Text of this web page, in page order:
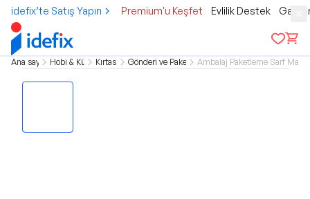
idefix’te Satış Yapın Premium'u Keşfet Evlilik Destek
Ana sayfa Hobi & KültürKırtasiye Gönderi ve PaketlemeAmbalaj Paketleme Sarf